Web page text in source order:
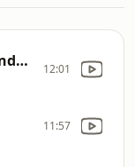
Moonlight Shadow (Extended Mix) 12:01
11:57